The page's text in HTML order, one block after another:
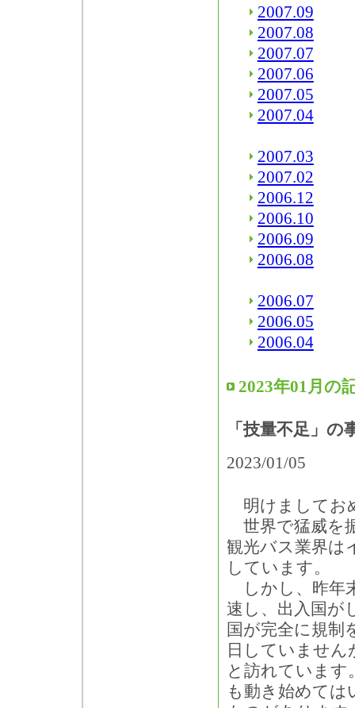
2007.09
2007.08
2007.07
2007.06
2007.05
2007.04
2007.03
2007.02
2006.12
2006.10
2006.09
2006.08
2006.07
2006.05
2006.04
2023年01月の
「技量不足」
2023/01/05
明けましてお
世界で猛威を
観光バス業界は
しています。
しかし、昨年
速し、出入国が
国が完全に規制
日していません
と訪れていま
も動き始めて